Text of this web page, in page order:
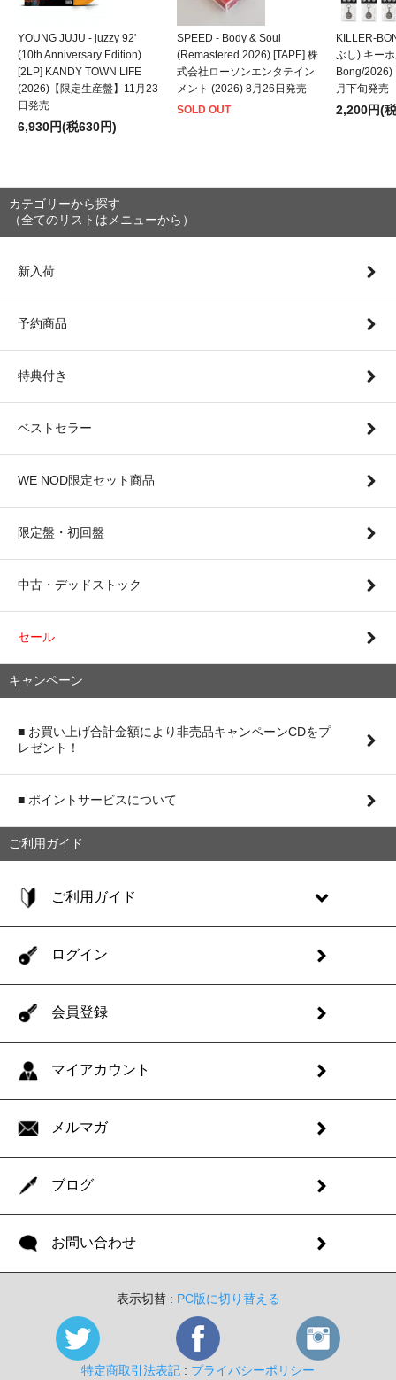
YOUNG JUJU - juzzy 92'
(10th Anniversary Edition)
[2LP] KANDY TOWN LIFE
(2026)【限定生産盤】11月23
日発売
6,930円(税630円)
SPEED - Body & Soul
(Remastered 2026) [TAPE] 株
式会社ローソンエンタテイン
メント (2026) 8月26日発売
SOLD OUT
KILLER-
ぶし) キー
Bong/2026)
月下旬発売
2,200円(
カテゴリーから探す
（全てのリストはメニューから）
新入荷
予約商品
特典付き
ベストセラー
WE NOD限定セット商品
限定盤・初回盤
中古・デッドストック
セール
キャンペーン
■ お買い上げ合計金額により非売品キャンペーンCDをプ
レゼント！
■ ポイントサービスについて
ご利用ガイド
ご利用ガイド
ログイン
会員登録
マイアカウント
メルマガ
ブログ
お問い合わせ
表示切替 : PC版に切り替える
特定商取引法表記 : プライバシーポリシー